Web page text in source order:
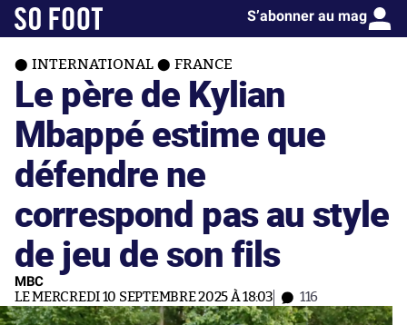
S’abonner au mag
INTERNATIONAL FRANCE
Le père de Kylian
Mbappé estime que
défendre ne
correspond pas au style
de jeu de son fils
MBC
LE MERCREDI 10 SEPTEMBRE 2025 À 18:03 116